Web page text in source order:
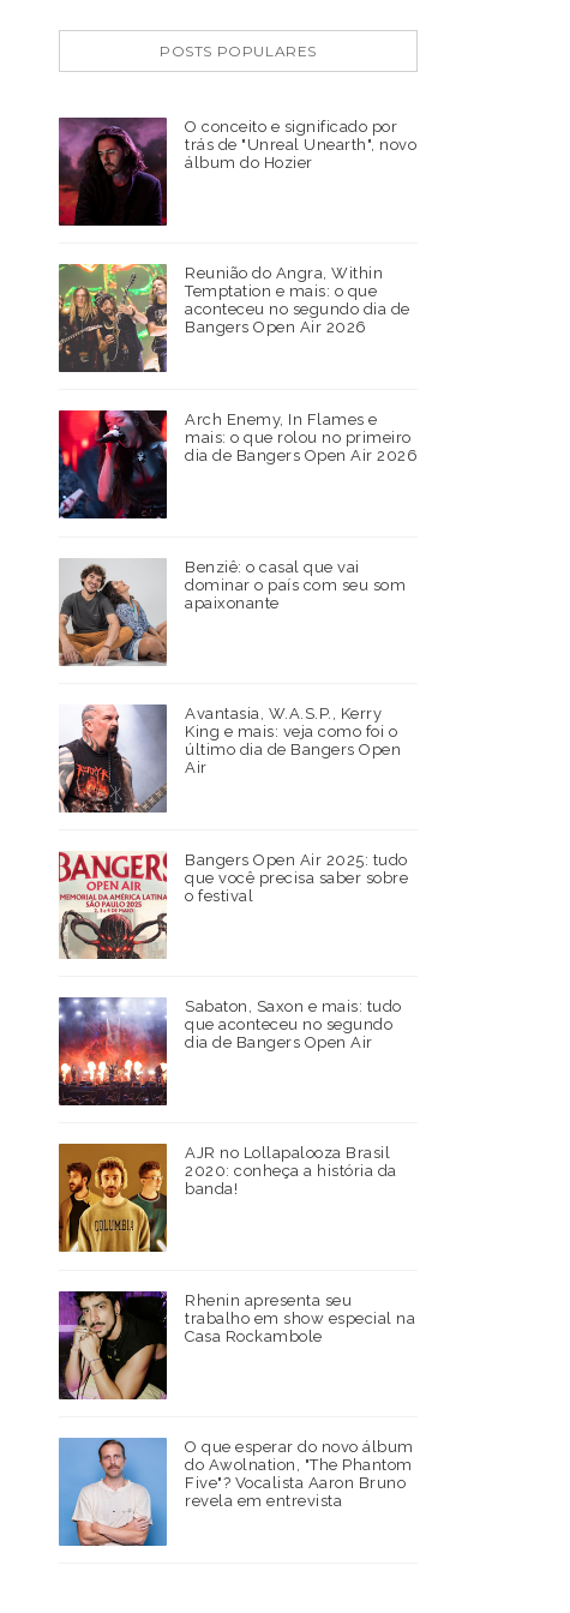
POSTS POPULARES
O conceito e significado por
trás de "Unreal Unearth", novo
álbum do Hozier
Reunião do Angra, Within
Temptation e mais: o que
aconteceu no segundo dia de
Bangers Open Air 2026
Arch Enemy, In Flames e
mais: o que rolou no primeiro
dia de Bangers Open Air 2026
Benziê: o casal que vai
dominar o país com seu som
apaixonante
Avantasia, W.A.S.P., Kerry
King e mais: veja como foi o
último dia de Bangers Open
Air
Bangers Open Air 2025: tudo
que você precisa saber sobre
o festival
Sabaton, Saxon e mais: tudo
que aconteceu no segundo
dia de Bangers Open Air
AJR no Lollapalooza Brasil
2020: conheça a história da
banda!
Rhenin apresenta seu
trabalho em show especial na
Casa Rockambole
O que esperar do novo álbum
do Awolnation, "The Phantom
Five"? Vocalista Aaron Bruno
revela em entrevista